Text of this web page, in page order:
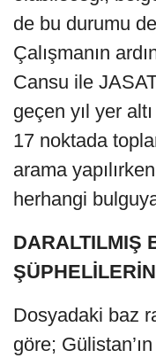
de bu durumu
Çalışmanın
Cansu ile
geçen yıl yer
17 noktada
arama
herhangi
DARALTILMIŞ
Dosyadaki baz
göre;